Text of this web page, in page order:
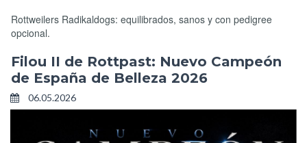
Rottweilers Radikaldogs: equilibrados, sanos y con pedigree
opcional.
Filou II de Rottpast: Nuevo Campeón
de España de Belleza 2026
06.05.2026